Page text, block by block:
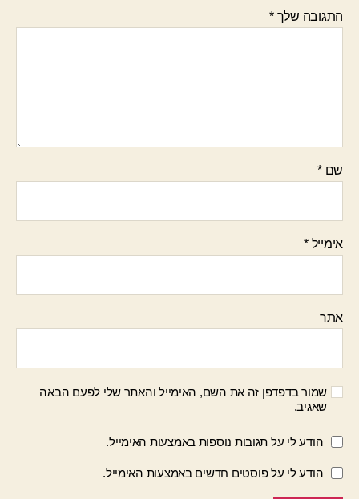
התגובה שלך*
שם*
אימייל*
אתר
שמור בדפדפן זה את השם, האימייל והאתר שלי לפעם הבאה
שאגיב.
הודע לי על תגובות נוספות באמצעות האימייל.
הודע לי על פוסטים חדשים באמצעות האימייל.